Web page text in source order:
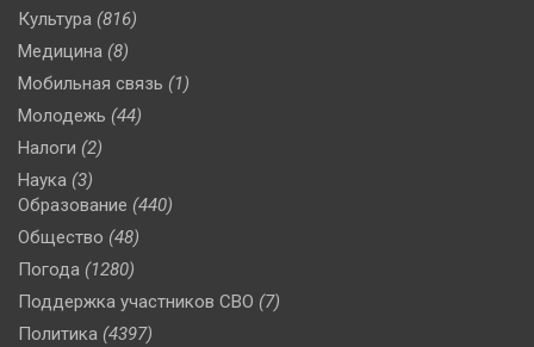
Культура (816)
Медицина (8)
Мобильная связь (1)
Молодежь (44)
Налоги (2)
Наука (3)
Образование (440)
Общество (48)
Погода (1280)
Поддержка участников СВО (7)
Политика (4397)